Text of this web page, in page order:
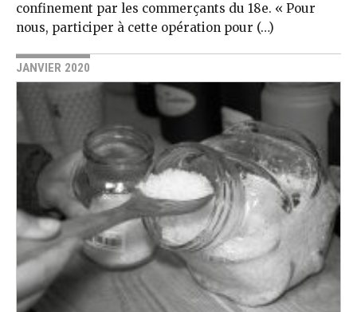
confinement par les commerçants du 18e. « Pour
nous, participer à cette opération pour (…)
JANVIER 2020